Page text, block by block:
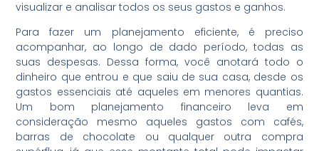
visualizar e analisar todos os seus gastos e ganhos.
Para fazer um planejamento eficiente, é preciso
acompanhar, ao longo de dado período, todas as
suas despesas. Dessa forma, você anotará todo o
dinheiro que entrou e que saiu de sua casa, desde os
gastos essenciais até aqueles em menores quantias.
Um bom planejamento financeiro leva em
consideração mesmo aqueles gastos com cafés,
barras de chocolate ou qualquer outra compra